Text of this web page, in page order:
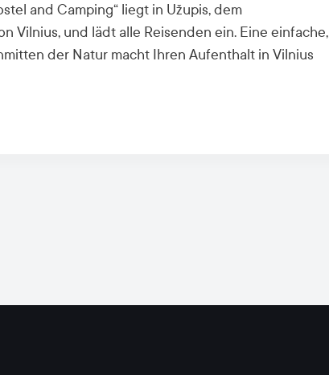
and Camping“ liegt in Užupis, dem
Vilnius, und lädt alle Reisenden ein. Eine einfache,
der Natur macht Ihren Aufenthalt in Vilnius